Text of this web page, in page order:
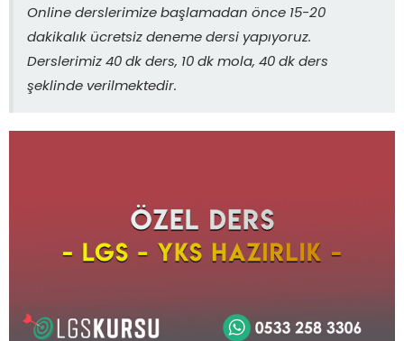
Online derslerimize başlamadan önce 15-20
dakikalık ücretsiz deneme dersi yapıyoruz.
Derslerimiz 40 dk ders, 10 dk mola, 40 dk ders
şeklinde verilmektedir.